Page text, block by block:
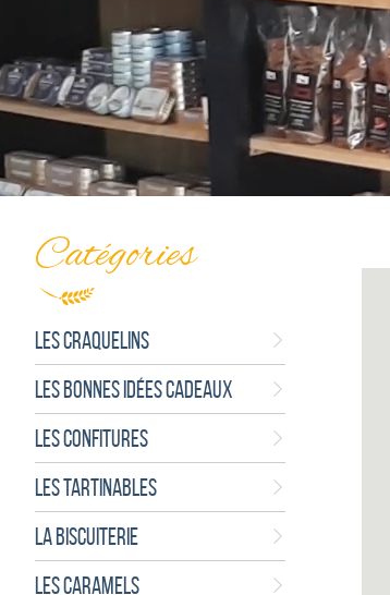
Catégories
LES CRAQUELINS
LES BONNES IDÉES CADEAUX
LES CONFITURES
LES TARTINABLES
LA BISCUITERIE
LES CARAMELS